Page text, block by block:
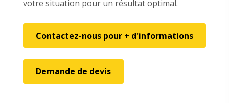
votre situation pour un résultat optimal.
Contactez-nous pour + d'informations
Demande de devis